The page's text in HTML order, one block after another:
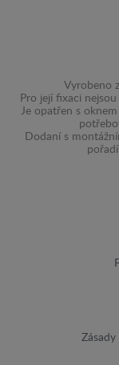
Vyrobeno
Pro její fixaci
Je opatřen s
Dodaní s